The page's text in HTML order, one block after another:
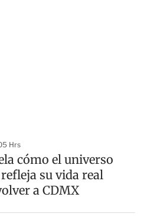
Hrs
cómo el universo
su vida real
a CDMX